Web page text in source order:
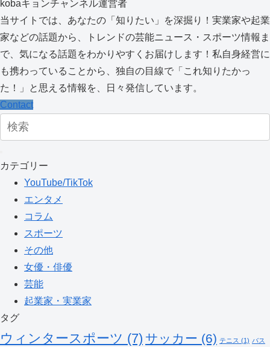
kobaキョンチャンネル運営者
当サイトでは、あなたの「知りたい」を深掘り！実業家や起業
家などの話題から、トレンドの芸能ニュース・スポーツ情報ま
で、気になる話題をわかりやすくお届けします！私自身経営に
も携わっていることから、独自の目線で「これ知りたかっ
た！」と思える情報を、日々発信しています。
Contact
カテゴリー
YouTube/TikTok
エンタメ
コラム
スポーツ
その他
女優・俳優
芸能
起業家・実業家
タグ
ウィンタースポーツ (7) サッカー (6) テニス (1) バス